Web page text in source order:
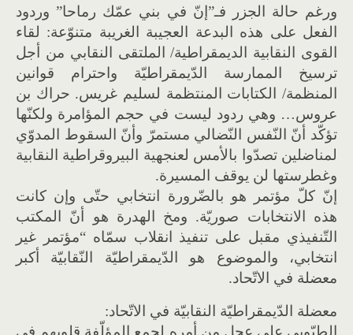
ورغم حالة الجزر فـ”إنّ في بني عمّك رماحا” وردود
الفعل على هذه البدعة العجيبة الغريبة متنوّعة: لقاء
القوى النقابية الديمقراطية/ الملتقى النقابي من أجل
ترسيخ الممارسة الدّيمقراطيّة واحترام قوانين
المنظمة/ الكتابات المنتظمة لسليم غريس. حراك بن
عروس… وهي ردود ليست في حجم المؤامرة ولكنّها
تؤكّد أنّ النّفس النّضالي مستمرّ وأنّ السقوط المدوّي
لمناضلين تصدّوا بالأمس لعنجهية البيروقراطية النقابية
وغطرستها لن يوقف المسيرة.
إنّ كلّ مؤتمر هو بالضّرورة انتخابي حتّى وإن كانت
هذه الانتخابات صوريّة. ومخ الهدرة هو أنّ المكتب
التّنفيذي مقبل على تنفيذ انقلاب سمّاه “مؤتمر غير
انتخابي، والموضوع هو الدّيمقراطيّة النّقابيّة أكبر
معضلة في الاتّحاد.
معضلة الدّيمقراطيّة النقابيّة في الاتّحاد:
الطبّوبي على عجل من أمره لجمع المؤلّفة قلوبهم في